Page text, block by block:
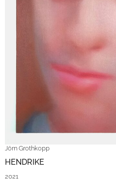
Jörn Grothkopp
HENDRIKE
2021